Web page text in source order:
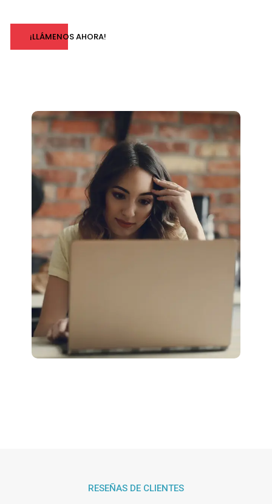
¡LLÁMENOS AHORA!
RESEÑAS DE CLIENTES